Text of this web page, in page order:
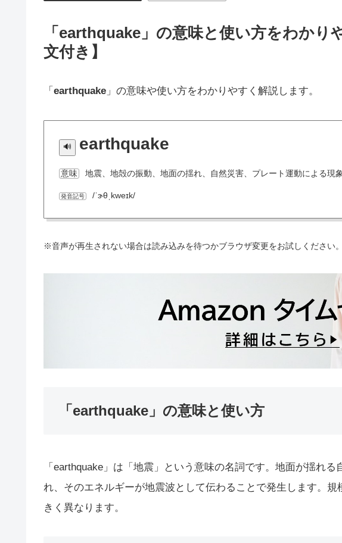
「earthquake」の意味と使い方をわかり
文付き】
「 earthquake 」の意味や使い方をわかりやすく解説します。
earthquake
意味 地震、地殻の振動、地面の揺れ、自然災害、プレート運動による現
発音記号 /ˈɝθˌkweɪk/
※音声が再生されない場合は読み込みを待つかブラウザ変更をお試しください。
「earthquake」の意味と使い方
「earthquake」は「地震」という意味の名詞です。地面が揺れ
れ、そのエネルギーが地震波として伝わることで発生します。
きく異なります。